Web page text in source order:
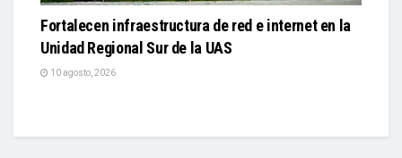
Fortalecen infraestructura de red e internet en la
Unidad Regional Sur de la UAS
10 agosto, 2026